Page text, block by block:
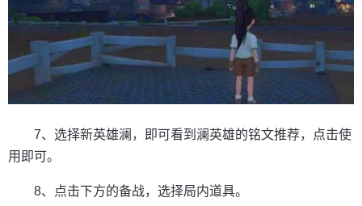
7、选择新英雄澜，即可看到澜英雄的铭文推荐，点击使
用即可。
8、点击下方的备战，选择局内道具。